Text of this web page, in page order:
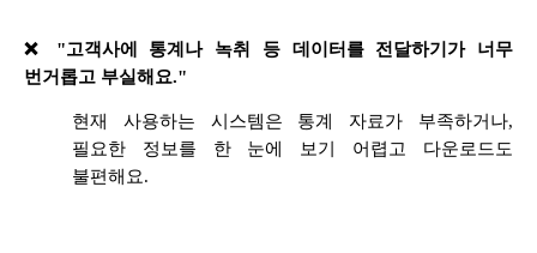
❌ "고객사에 통계나 녹취 등 데이터를 전달하기가 너무
번거롭고 부실해요."
현재 사용하는 시스템은 통계 자료가 부족하거나,
필요한 정보를 한 눈에 보기 어렵고 다운로드도
불편해요.